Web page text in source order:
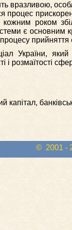
вразливою,
процес
кожним роком
є основним
прийняття
України,
і розмаїтості
капітал,
© 2001 -